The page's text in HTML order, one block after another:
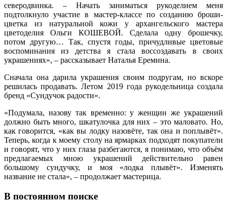
северодвинка. – Начать заниматься рукоделием меня
подтолкнуло участие в мастер-классе по созданию броши-
цветка из натуральной кожи у архангельского мастера
цветоделия Ольги КОШЕВОЙ. Сделала одну брошечку,
потом другую… Так, спустя годы, причудливые цветовые
воспоминания из детства я стала воссоздавать в своих
украшениях», – рассказывает Наталья Еремина.
Сначала она дарила украшения своим подругам, но вскоре
решилась продавать. Летом 2019 года рукодельница создала
бренд «Сундучок радости».
«Подумала, назову так временно: у женщин же украшений
должно быть много, шкатулочка для них – это маловато. Но,
как говорится, «как вы лодку назовёте, так она и поплывёт».
Теперь, когда к моему столу на ярмарках подходят покупатели
и говорят, что у них глаза разбегаются, я понимаю, что объём
предлагаемых мною украшений действительно равен
большому сундучку, и моя «лодка плывёт». Изменять
название не стала», – продолжает мастерица.
В постоянном поиске